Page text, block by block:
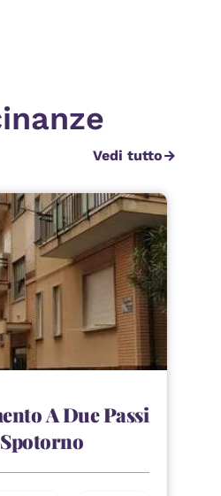
Vedi tuttoarrow_forward
A Due Passi